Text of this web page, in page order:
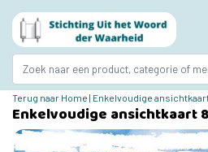
Terug naar Home | Enkelvoudige
Enkelvoudige ansichtkaart